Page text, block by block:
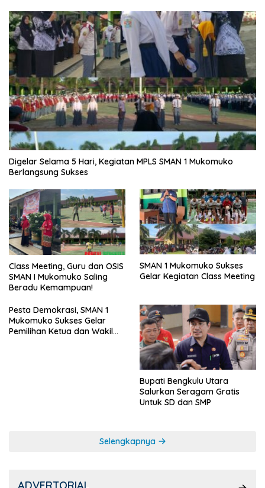
Digelar Selama 5 Hari, Kegiatan MPLS SMAN 1 Mukomuko
Berlangsung Sukses
Class Meeting, Guru dan OSIS
SMAN I Mukomuko Saling
Beradu Kemampuan!
SMAN 1 Mukomuko Sukses
Gelar Kegiatan Class Meeting
Pesta Demokrasi, SMAN 1
Mukomuko Sukses Gelar
Pemilihan Ketua dan Wakil
Bupati Bengkulu Utara
Salurkan Seragam Gratis
Untuk SD dan SMP
Selengkapnya